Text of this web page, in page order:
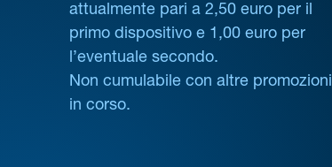
attualmente pari a 2,50 euro per il
primo dispositivo e 1,00 euro per
l’eventuale secondo.
Non cumulabile con altre promozioni
in corso.